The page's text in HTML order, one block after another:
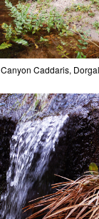
Canyon Caddaris,